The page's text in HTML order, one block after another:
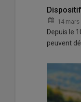
14 mars
Depuis le
peuvent